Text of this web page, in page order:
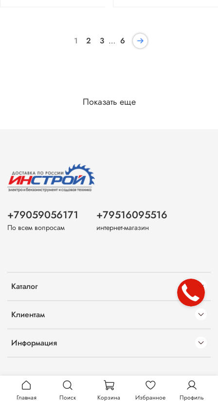
1 2 3 … 6
Показать еще
Каталог
Клиентам
Информация
+79059056171
По всем вопросам
+79516095516
интернет-магазин
Главная Поиск Корзина Избранное Профиль